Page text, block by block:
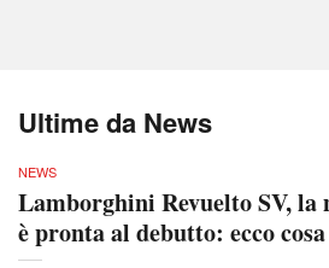
Ultime da News
NEWS
Lamborghini Revuelto SV, la
è pronta al debutto: ecco